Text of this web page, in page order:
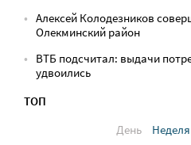
Алексей Колодезников
Олекминский район
ВТБ подсчитал: выдачи
удвоились
ТОП
День
Неделя